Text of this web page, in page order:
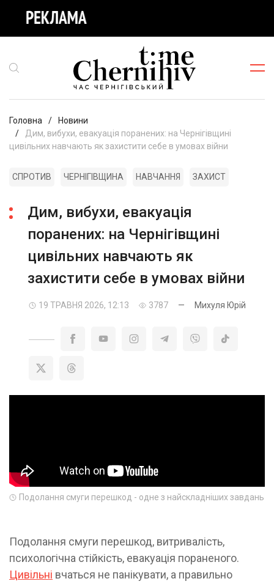
Головна
Новини
Дим, вибухи, евакуація поранених: на Чернігівщині
цивільних навчають як захистити себе в умовах війни
СПРОТИВ ЧЕРНІГІВЩИНА НАВЧАННЯ ЗАХИСТ
Дим, вибухи, евакуація
поранених: на Чернігівщині
цивільних навчають як
захистити себе в умовах війни
19 ТРАВНЯ 2026, 12:13 3787 — Михуля Юрій
Подолання смуги перешкод - одне з найскладніших завдань
Подолання смуги перешкод, витривалість,
психологічна стійкість, евакуація пораненого.
Цивільні вчаться не панікувати, а правильно